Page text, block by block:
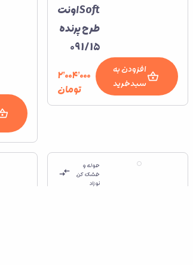
Soft اونت
طرح پرنده
091/15
افزودن به
سبدخرید
۲٬۰۰۴٬۰۰۰
تومان
حوله و
خشک کن
نوزاد